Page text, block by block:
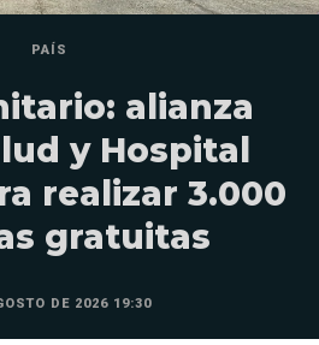
PAÍS
alianza
y Hospital
realizar 3.000
gratuitas
DE 2026 19:30